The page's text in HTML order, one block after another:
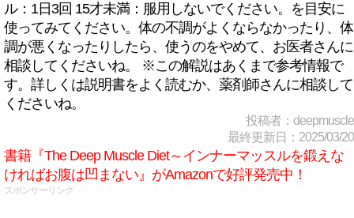
ル：1日3回 15才未満：服用しないでください。を目安に
使ってみてください。体の不調がよくならなかったり、体
調が悪くなったりしたら、使うのをやめて、お医者さんに
相談してくださいね。 ※この解説はあくまで参考情報で
す。詳しくは説明書をよく読むか、薬剤師さんに相談して
くださいね。
投稿者：deepmuscle
最終更新日：2025/03/20
書籍『The Deep Muscle Diet～インナーマッスルを鍛えな
ければお腹は凹まない』がAmazonで好評発売中！
スポンサーリンク